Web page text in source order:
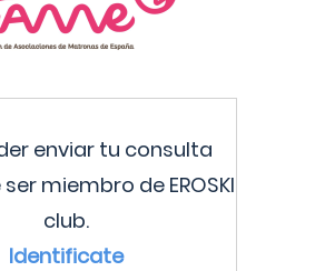
enviar tu consulta
miembro de EROSKI
club.
Identificate